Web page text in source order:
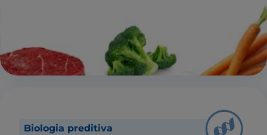
Biologia preditiva